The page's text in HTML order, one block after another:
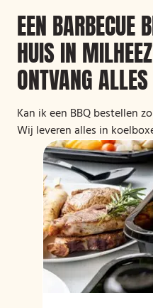
EEN BARBECUE
HUIS IN
ONTVANG
Kan ik een BBQ bestellen
Wij leveren alles in